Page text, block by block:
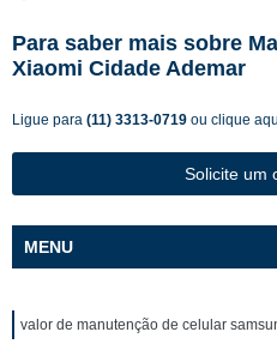
Para saber mais sobre
Xiaomi Cidade Ademar
Ligue para (11) 3313-0719 ou clique
Solicite um
MENU
valor de manutenção de celular